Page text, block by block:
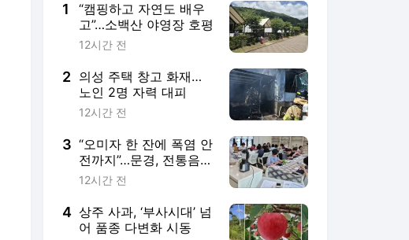
1
“캠핑하고 자연도 배우
고”…소백산 야영장 호평
12시간 전
2 의성 주택 창고 화재…
노인 2명 자력 대피
12시간 전
3 “오미자 한 잔에 폭염 안
전까지”…문경, 전통음료
로 농업인 건강 챙긴다
12시간 전
4 상주 사과, ‘부사시대’ 넘
어 품종 다변화 시동